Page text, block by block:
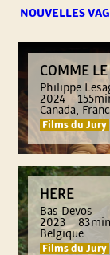
A
L
N
T
E
NOUVELLES
COMME LE
Philippe
2024
Canada,
Films du Jury
HERE
Bas Devos
2023
83min
Belgique
Films du Jury